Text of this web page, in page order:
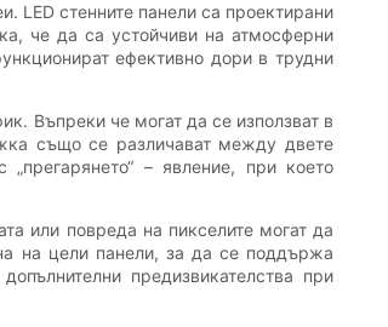
LED стенните панели са проектирани
че да са устойчиви на атмосферни
ефективно дори в трудни
Въпреки че могат да се използват в
също се различават между двете
– явление, при което
или повреда на пикселите могат да
на цели панели, за да се поддържа
предизвикателства при